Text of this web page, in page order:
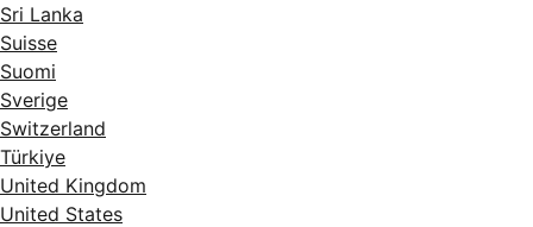
Sri Lanka
Suisse
Suomi
Sverige
Switzerland
Türkiye
United Kingdom
United States